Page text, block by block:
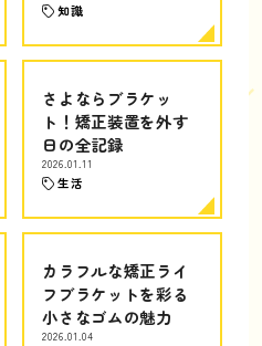
知識
さよならブラケッ
ト！矯正装置を外す
日の全記録
2026.01.11
生活
カラフルな矯正ライ
フブラケットを彩る
小さなゴムの魅力
2026.01.04